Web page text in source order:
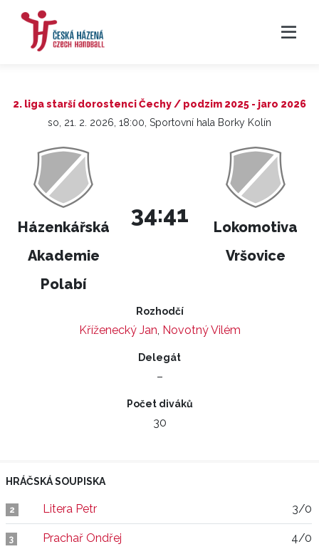
2. liga starší dorostenci Čechy / podzim 2025 - jaro 2026
so, 21. 2. 2026, 18:00, Sportovní hala Borky Kolín
Házenkářská
Akademie
Polabí
34:41
Lokomotiva
Vršovice
Rozhodčí
Kříženecký Jan, Novotný Vilém
Delegát
–
Počet diváků
30
HRÁČSKÁ SOUPISKA
2 Litera Petr 3/0
3 Prachař Ondřej 4/0